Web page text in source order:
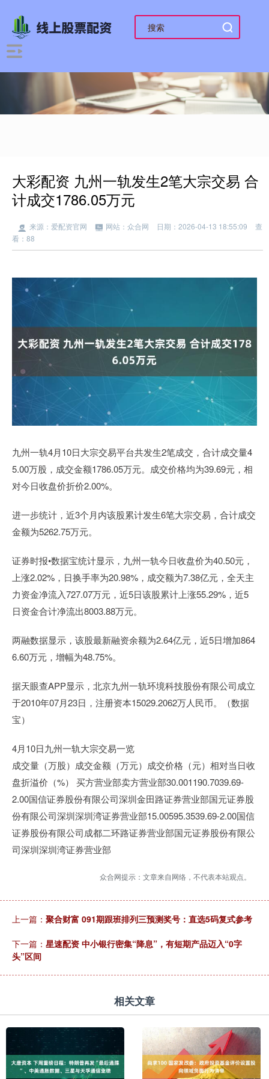
大彩配资 九州一轨发生2笔大宗交易 合
计成交1786.05万元
来源：爱配资官网 网站：众合网 日期：2026-04-13 18:55:09
查
看：88
九州一轨4月10日大宗交易平台共发生2笔成交，合计成交量4
5.00万股，成交金额1786.05万元。成交价格均为39.69元，相
对今日收盘价折价2.00%。
进一步统计，近3个月内该股累计发生6笔大宗交易，合计成交
金额为5262.75万元。
证券时报•数据宝统计显示，九州一轨今日收盘价为40.50元，
上涨2.02%，日换手率为20.98%，成交额为7.38亿元，全天主
力资金净流入727.07万元，近5日该股累计上涨55.29%，近5
日资金合计净流出8003.88万元。
两融数据显示，该股最新融资余额为2.64亿元，近5日增加864
6.60万元，增幅为48.75%。
据天眼查APP显示，北京九州一轨环境科技股份有限公司成立
于2010年07月23日，注册资本15029.2062万人民币。（数据
宝）
4月10日九州一轨大宗交易一览
成交量（万股）成交金额（万元）成交价格（元）相对当日收
盘折溢价（%） 买方营业部卖方营业部30.001190.7039.69-
2.00国信证券股份有限公司深圳金田路证券营业部国元证券股
份有限公司深圳深圳湾证券营业部15.00595.3539.69-2.00国信
证券股份有限公司成都二环路证券营业部国元证券股份有限公
司深圳深圳湾证券营业部
众合网提示：文章来自网络，不代表本站观点。
上一篇： 聚合财富 091期跟班排列三预测奖号：直选5码复式参考
下一篇： 星速配资 中小银行密集“降息”，有短期产品迈入“0字
头”区间
相关文章